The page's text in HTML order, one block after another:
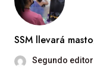
SSM llevará
Segundo editor